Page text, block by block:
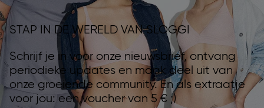
STAP IN DE WERELD VAN SLOGGI
Schrijf je in voor onze nieuwsbrief, ontvang
periodieke updates en maak deel uit van
onze groeiende community. En als extraatje
voor jou: een voucher van 5 € ;)